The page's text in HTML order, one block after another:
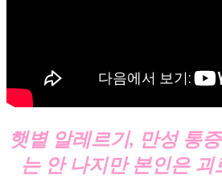
햇볕 알레르기, 만성 통
는 안 나지만 본인은 괴